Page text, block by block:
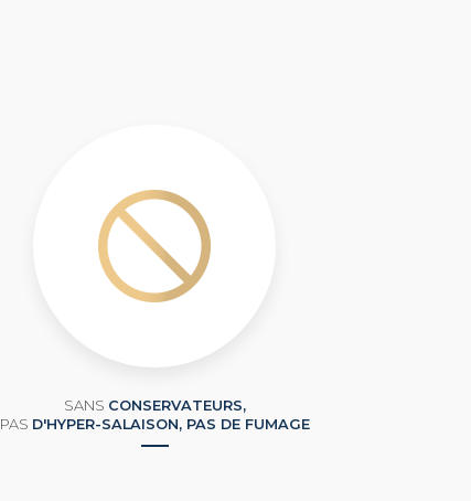
SANS CONSERVATEURS,
PAS D'HYPER-SALAISON, PAS DE FUMAGE